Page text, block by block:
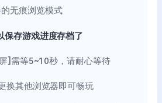
无痕浏览模式
保存游戏进度存档了
]需等5~10秒，请耐心等待
换其他浏览器即可畅玩